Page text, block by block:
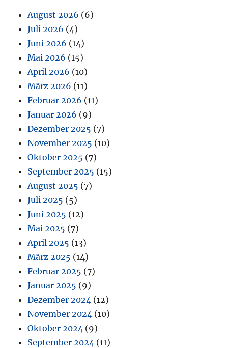
August 2026 (6)
Juli 2026 (4)
Juni 2026 (14)
Mai 2026 (15)
April 2026 (10)
März 2026 (11)
Februar 2026 (11)
Januar 2026 (9)
Dezember 2025 (7)
November 2025 (10)
Oktober 2025 (7)
September 2025 (15)
August 2025 (7)
Juli 2025 (5)
Juni 2025 (12)
Mai 2025 (7)
April 2025 (13)
März 2025 (14)
Februar 2025 (7)
Januar 2025 (9)
Dezember 2024 (12)
November 2024 (10)
Oktober 2024 (9)
September 2024 (11)